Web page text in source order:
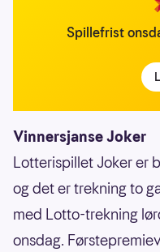
Spillefrist
Vinnersjanse Joker
Lotterispillet Joker er
og det er trekning to
med Lotto-trekning
onsdag.